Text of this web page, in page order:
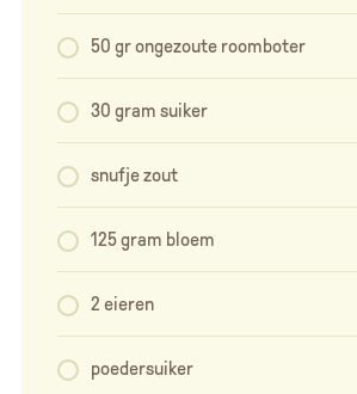
50 gr ongezoute roomboter
30 gram suiker
snufje zout
125 gram bloem
2 eieren
poedersuiker